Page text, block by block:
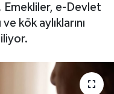
e-Devlet
kök aylıklarını